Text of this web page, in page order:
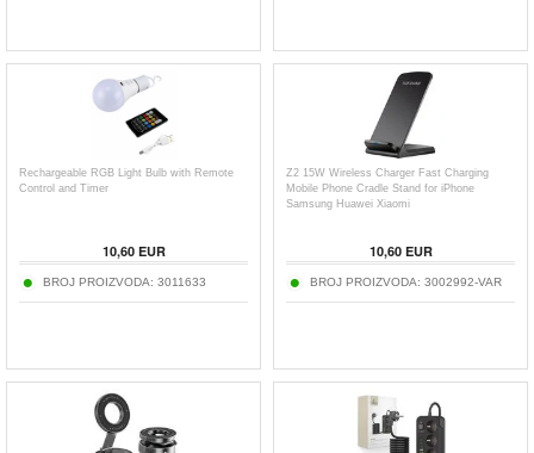
Rechargeable RGB Light Bulb with Remote
Control and Timer
10,60EUR
BROJ PROIZVODA: 3011633
Z2 15W Wireless Charger Fast Charging
Mobile Phone Cradle Stand for iPhone
Samsung Huawei Xiaomi
10,60EUR
BROJ PROIZVODA: 3002992-VAR